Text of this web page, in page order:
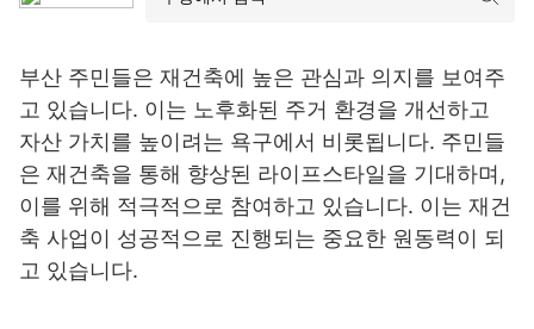
부산 주민들은 재건축에 높은 관심과 의지를 보여주
고 있습니다. 이는 노후화된 주거 환경을 개선하고
자산 가치를 높이려는 욕구에서 비롯됩니다. 주민들
은 재건축을 통해 향상된 라이프스타일을 기대하며,
이를 위해 적극적으로 참여하고 있습니다. 이는 재건
축 사업이 성공적으로 진행되는 중요한 원동력이 되
고 있습니다.